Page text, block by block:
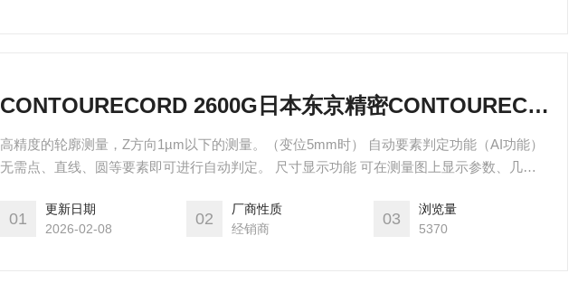
CONTOURECORD 2600G日本东京精密CONTOURECORD 2600G轮廓度测量仪
高精度的轮廓测量，Z方向1µm以下的测量。（变位5mm时） 自动要素判定功能（AI功能）
无需点、直线、圆等要素即可进行自动判定。 尺寸显示功能 可在测量图上显示参数、几何
01
更新日期
2026-02-08
02
厂商性质
经销商
03
浏览量
5370